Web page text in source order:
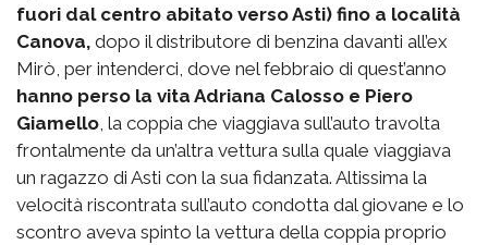
fuori dal centro abitato verso Asti) fino a località
Canova, dopo il distributore di benzina davanti all’ex
Mirò, per intenderci, dove nel febbraio di quest’anno
hanno perso la vita Adriana Calosso e Piero
Giamello, la coppia che viaggiava sull’auto travolta
frontalmente da un’altra vettura sulla quale viaggiava
un ragazzo di Asti con la sua fidanzata. Altissima la
velocità riscontrata sull’auto condotta dal giovane e lo
scontro aveva spinto la vettura della coppia proprio